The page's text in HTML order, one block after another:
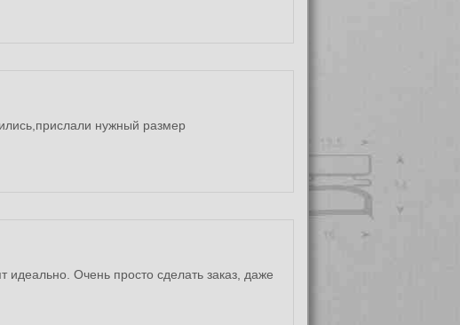
нужный размер
идеально. Очень просто сделать заказ, даже